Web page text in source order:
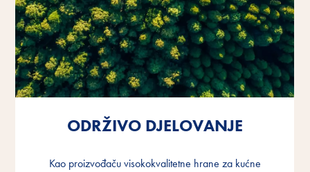
ODRŽIVO DJELOVANJE
Kao proizvođaču visokokvalitetne hrane za kućne
ODRŽIVO DJELOVANJE
Kao proizvođaču visokokvalitetne hrane za kućne
ODRŽIVO DJELOVANJE
Kao proizvođaču visokokvalitetne hrane za kućne